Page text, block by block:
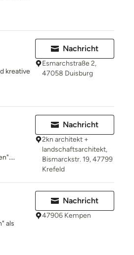
kreative
Nachricht
Esmarchstraße 2,
47058 Duisburg
Nachricht
2kn architekt +
landschaftsarchitekt,
Bismarckstr. 19, 47799
Krefeld
als
Nachricht
47906 Kempen